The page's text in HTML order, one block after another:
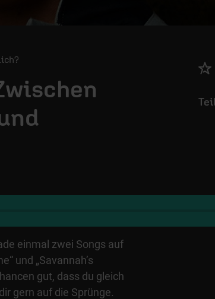
einmal zwei Songs auf
und „Savannah’s
gut, dass du gleich
gern auf die Sprünge.